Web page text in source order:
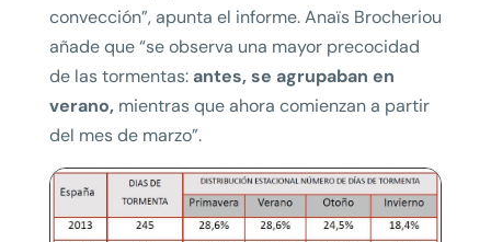
convección”, apunta el informe. Anaïs Brocheriou
añade que “se observa una mayor precocidad
de las tormentas: antes, se agrupaban en
verano, mientras que ahora comienzan a partir
del mes de marzo”.